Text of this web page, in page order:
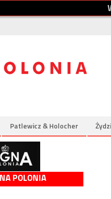
Patlewicz & Holocher Żydzi
POLONIA